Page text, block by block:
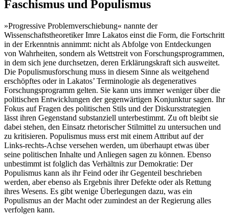
Faschismus und Populismus
»Progressive Problemverschiebung« nannte der
Wissenschaftstheoretiker Imre Lakatos einst die Form, die Fortschritt
in der Erkenntnis annimmt: nicht als Abfolge von Entdeckungen
von Wahrheiten, sondern als Wettstreit von Forschungsprogrammen,
in dem sich jene durchsetzen, deren Erklärungskraft sich ausweitet.
Die Populismusforschung muss in diesem Sinne als weitgehend
erschöpftes oder in Lakatos’ Terminologie als degeneratives
Forschungsprogramm gelten. Sie kann uns immer weniger über die
politischen Entwicklungen der gegenwärtigen Konjunktur sagen. Ihr
Fokus auf Fragen des politischen Stils und der Diskursstrategien
lässt ihren Gegenstand substanziell unterbestimmt. Zu oft bleibt sie
dabei stehen, den Einsatz rhetorischer Stilmittel zu untersuchen und
zu kritisieren. Populismus muss erst mit einem Attribut auf der
Links-rechts-Achse versehen werden, um überhaupt etwas über
seine politischen Inhalte und Anliegen sagen zu können. Ebenso
unbestimmt ist folglich das Verhältnis zur Demokratie: Der
Populismus kann als ihr Feind oder ihr Gegenteil beschrieben
werden, aber ebenso als Ergebnis ihrer Defekte oder als Rettung
ihres Wesens. Es gibt wenige Überlegungen dazu, was ein
Populismus an der Macht oder zumindest an der Regierung alles
verfolgen kann.